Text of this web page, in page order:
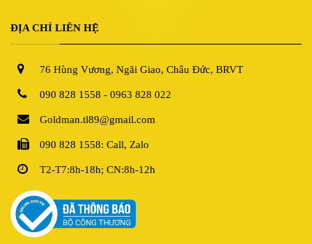
ĐỊA CHỈ LIÊN HỆ
76 Hùng Vương, Ngãi Giao, Châu Đức, BRVT
090 828 1558 - 0963 828 022
Goldman.tl89@gmail.com
090 828 1558: Call, Zalo
T2-T7:8h-18h; CN:8h-12h